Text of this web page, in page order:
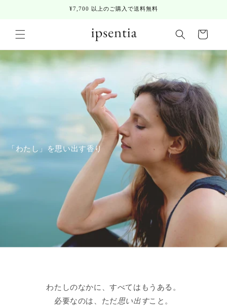
¥7,700 以上のご購入で送料無料
ー
「わたし」を思い出す香り
わたしのなかに、すべてはもうある。
必要なのは、ただ思い出すこと。